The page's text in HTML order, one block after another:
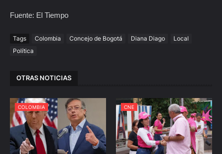
Fuente: El Tiempo
Tags Colombia Concejo de Bogotá Diana Diago
Local
Política
OTRAS NOTICIAS
COLOMBIA CNE